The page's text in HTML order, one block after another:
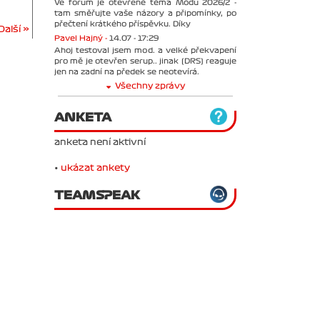
Další »
Ve forum je otevřené téma Módu 2026/2 -
tam směřujte vaše názory a připomínky, po
přečtení krátkého příspěvku. Díky
Pavel Hajný - 14.07 - 17:29
Ahoj testoval jsem mod. a velké překvapení
pro mě je otevřen serup.. jinak (DRS) reaguje
jen na zadní na předek se neotevírá.
Všechny zprávy
ANKETA
anketa není aktivní
• ukázat ankety
TEAMSPEAK